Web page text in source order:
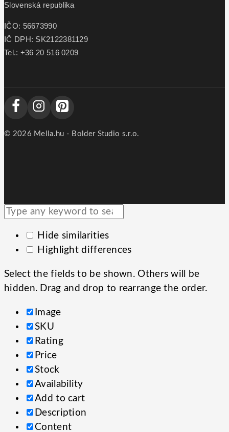
Slovenská republika
IČO: 56673990
IČ DPH: SK2122381129
Tel.: +36 20 516 0209
© 2026 Mella.hu - Bolder Studio s.r.o.
Hide similarities
Highlight differences
Select the fields to be shown. Others will be
hidden. Drag and drop to rearrange the order.
Image
SKU
Rating
Price
Stock
Availability
Add to cart
Description
Content